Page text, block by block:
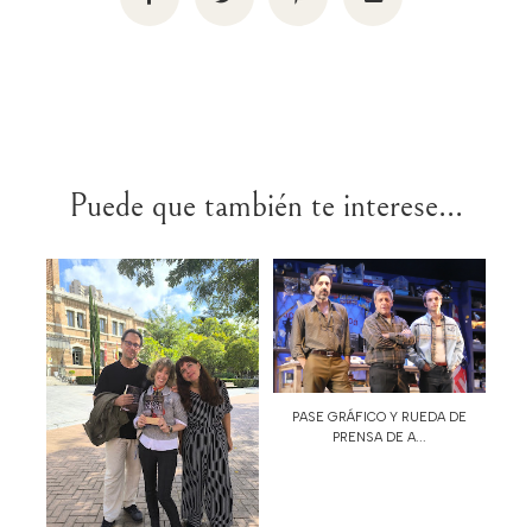
Puede que también te interese...
PASE GRÁFICO Y RUEDA DE
PRENSA DE A...